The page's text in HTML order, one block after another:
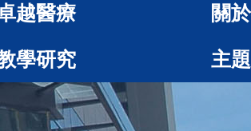
越醫療 關
學研究 主